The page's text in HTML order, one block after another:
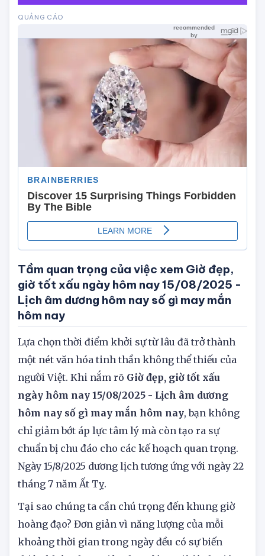
Tầm quan trọng của việc xem Giờ đẹp,
giờ tốt xấu ngày hôm nay 15/08/2025 -
Lịch âm dương hôm nay số gì may mắn
hôm nay
Lựa chọn thời điểm khởi sự từ lâu đã trở thành
một nét văn hóa tinh thần không thể thiếu của
người Việt. Khi nắm rõGiờ đẹp, giờ tốt xấu
ngày hôm nay 15/08/2025 - Lịch âm dương
hôm nay số gì may mắn hôm nay, bạn không
chỉ giảm bớt áp lực tâm lý mà còn tạo ra sự
chuẩn bị chu đáo cho các kế hoạch quan trọng.
Ngày 15/8/2025 dương lịch tương ứng với ngày 22
tháng 7 năm Ất Tỵ.
Tại sao chúng ta cần chú trọng đến khung giờ
hoàng đạo? Đơn giản vì năng lượng của mỗi